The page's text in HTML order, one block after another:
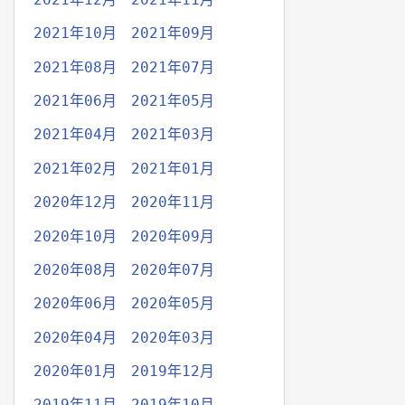
2021年10月
2021年09月
2021年08月
2021年07月
2021年06月
2021年05月
2021年04月
2021年03月
2021年02月
2021年01月
2020年12月
2020年11月
2020年10月
2020年09月
2020年08月
2020年07月
2020年06月
2020年05月
2020年04月
2020年03月
2020年01月
2019年12月